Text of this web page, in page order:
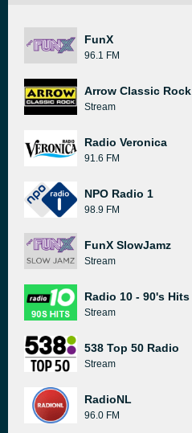
FunX
96.1 FM
Arrow Classic Rock
Stream
Radio Veronica
91.6 FM
NPO Radio 1
98.9 FM
FunX SlowJamz
Stream
Radio 10 - 90's Hits
Stream
538 Top 50 Radio
Stream
RadioNL
96.0 FM